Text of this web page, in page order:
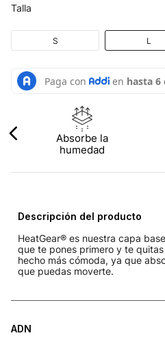
Talla
S L
Absorbe la
humedad
Descripción del producto
HeatGear® es nuestra capa
que te pones primero y te
hecho más cómoda, ya que
que puedas moverte.
ADN